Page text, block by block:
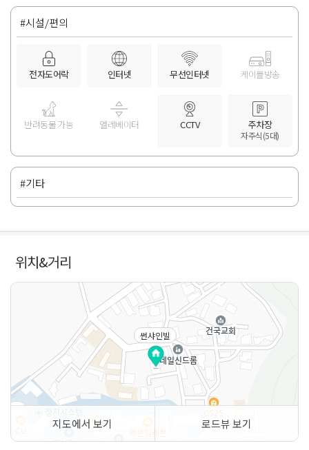
#시설/편의
전자도어락 인터넷 무선인터넷 케이블방송
반려동물 가능 엘레베이터 CCTV 주차장
자주식(5대)
#기타
위치&거리
썬샤인빌
지도에서 보기 로드뷰 보기